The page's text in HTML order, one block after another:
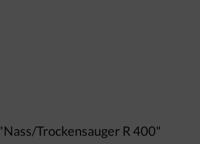
Trockensauger R 400"